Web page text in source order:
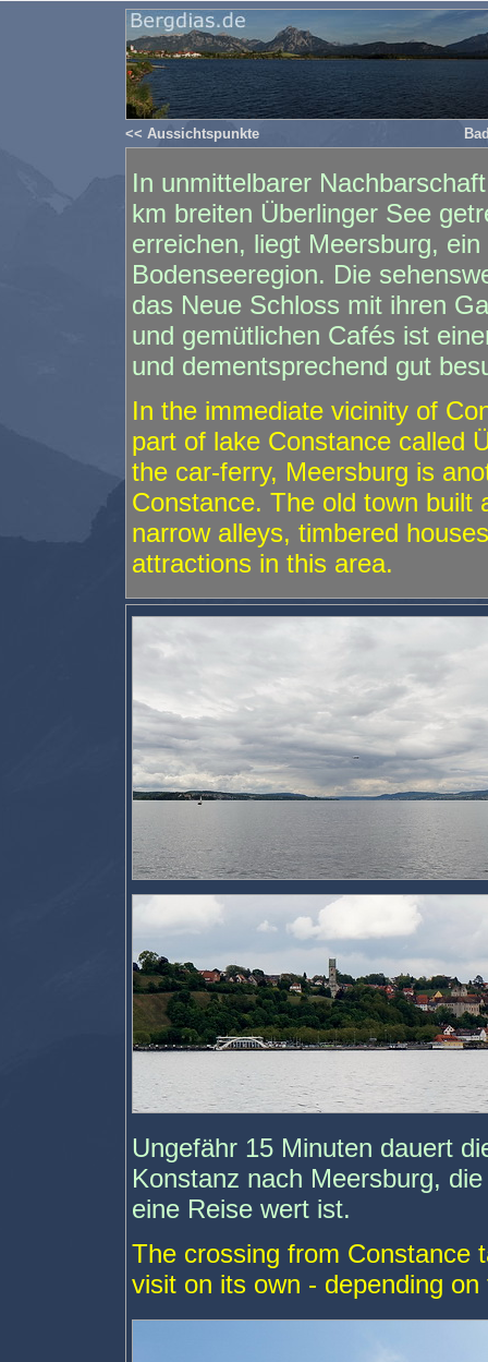
<< Aussichtspunkte
In unmittelbarer
km breiten Überlinger See
erreichen, liegt Meersburg,
Bodenseeregion. Die
das Neue Schloss mit ihren
und gemütlichen Cafés ist
und dementsprechend gut
In the immediate vicinity of
part of lake Constance called
the car-ferry, Meersburg is
Constance. The old town built
narrow alleys, timbered
attractions in this area.
Ungefähr 15 Minuten dauert
Konstanz nach Meersburg,
eine Reise wert ist.
The crossing from Constance
visit on its own - depending